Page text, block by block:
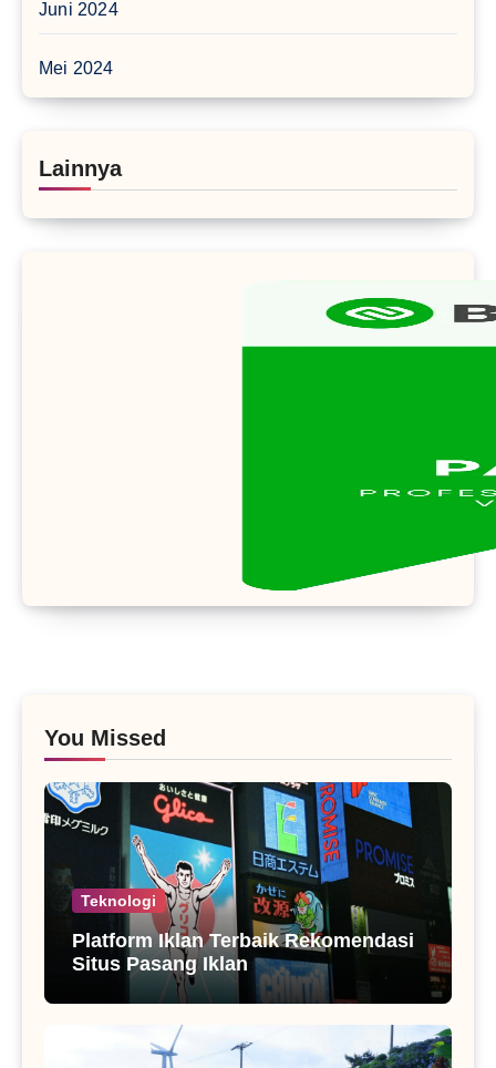
Juni 2024
Mei 2024
Lainnya
You Missed
Teknologi
Platform Iklan Terbaik Rekomendasi
Situs Pasang Iklan